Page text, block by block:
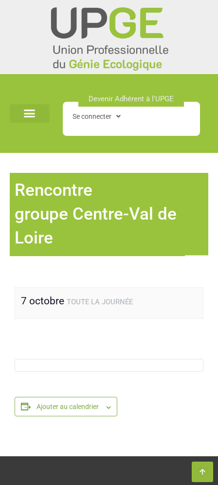
Devenir Adhérent à l'UPGE​
Se connecter
Rencontre
groupe Centre-Val de
Loire
7 octobre TOUTE LA JOURNÉE
Ajouter au calendrier